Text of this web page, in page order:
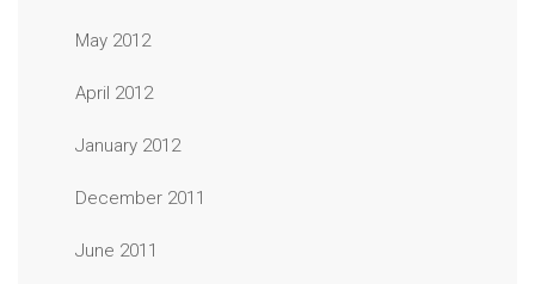
May 2012
April 2012
January 2012
December 2011
June 2011